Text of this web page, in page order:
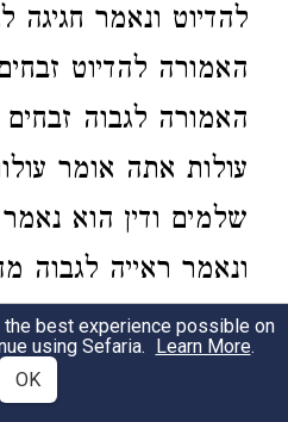
להדיוט ונאמר חגיגה
האמורה להדיוט
האמורה לגבוה
עולות אתה אומר
שלמים ודין הוא
ונאמר ראייה לגבוה
להדיוט בראוי לו אף
לגבוה בראוי לו וכן
best experience possible on
using Sefaria. Learn More.
OK